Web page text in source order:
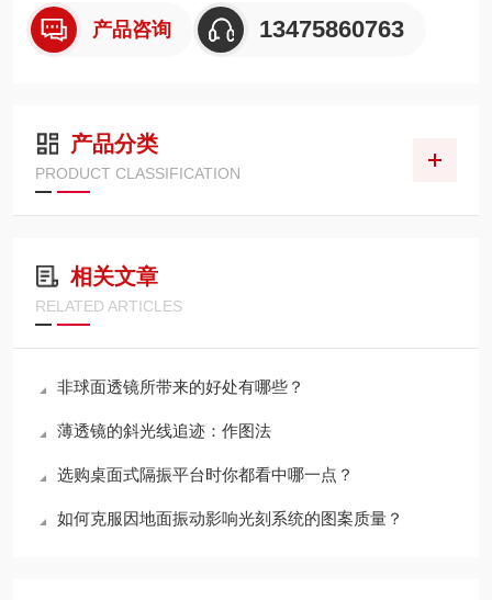
产品咨询 13475860763
产品分类
PRODUCT CLASSIFICATION
相关文章
RELATED ARTICLES
非球面透镜所带来的好处有哪些？
薄透镜的斜光线追迹：作图法
选购桌面式隔振平台时你都看中哪一点？
如何克服因地面振动影响光刻系统的图案质量？